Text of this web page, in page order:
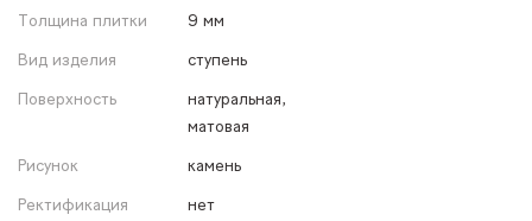
Толщина плитки
9 мм
Вид изделия
ступень
Поверхность
натуральная,
матовая
Рисунок
камень
Ректификация
нет